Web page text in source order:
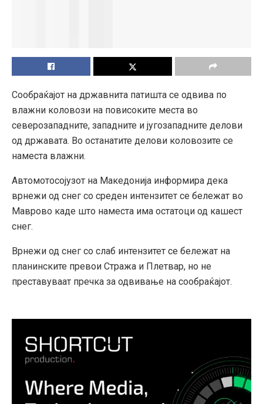
Сообраќајот на државнита патишта се одвива по
влажни коловози на повисоките места во
северозападните, западните и југозападните делови
од државата. Во останатите делови коловозите се
наместа влажни.
Автомотосојузот на Македонија информира дека
врнежи од снег со среден интензитет се бележат во
Маврово каде што наместа има остатоци од кашест
снег.
Врнежи од снег со слаб интензитет се бележат на
планинските превои Стража и Плетвар, но не
преставуваат пречка за одвивање на сообраќајот.